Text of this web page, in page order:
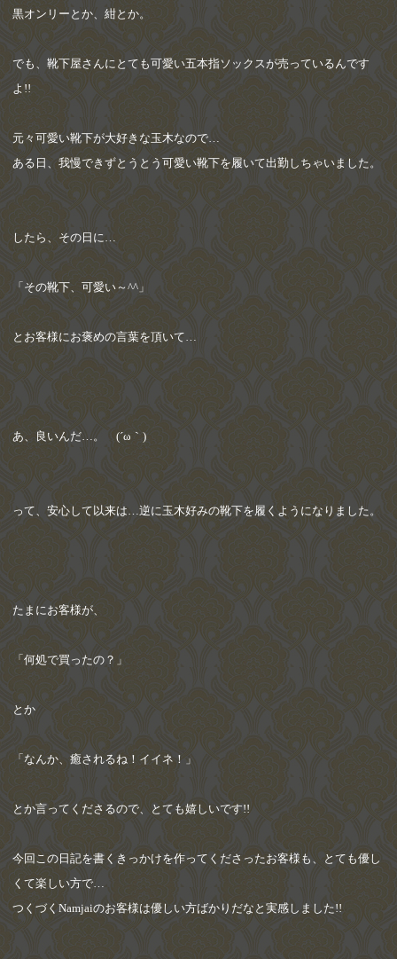
黒オンリーとか、紺とか。
でも、靴下屋さんにとても可愛い五本指ソックスが売っているんです
よ !!
元々可愛い靴下が大好きな玉木なので
ある日、我慢できずとうとう可愛い靴下を履いて出勤しちゃいました。
したら、その日に
「その靴下、可愛い～ ^^ 」
とお客様にお褒めの言葉を頂いて
あ、良いんだ 。 (´ω ｀ )ゝ
って、安心して以来は 逆に玉木好みの靴下を履くようになりました。
たまにお客様が、
「何処で買ったの？」
とか
「なんか、癒されるね！イイネ！」
とか言ってくださるので、とても嬉しいです!!
今回この日記を書くきっかけを作ってくださったお客様も、とても優し
くて楽しい方で
つくづくNamjaiのお客様は優しい方ばかりだなと実感しました!!